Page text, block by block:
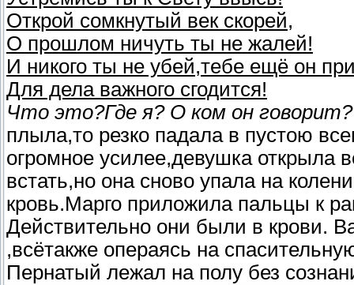
Открой сомкнутый век скорей,
О прошлом ничуть ты не жалей!
И никого ты не убей,тебе ещё он
Для дела важного сгодится!
Что это?Где я? О ком он
плыла,то резко падала в пустою
огромное усилее,девушка открыла
встать,но она сново упала на
кровь.Марго приложила пальцы к
Действительно они были в крови.
,всётакже операясь на
Пернатый лежал на полу без